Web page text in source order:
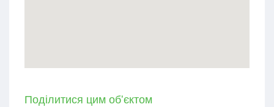
Поділитися цим об'єктом